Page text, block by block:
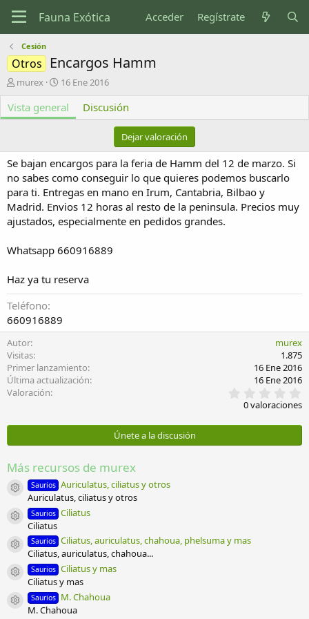
Acceder Regístrate
Cesión
Otros Encargos Hamm
A
t
o
murex
F
c
h
c
r
e
a
c
n
16 Ene 2016
Vista general Discusión
Dejar valoración
Se bajan encargos para la feria de Hamm del 12 de marzo. Si
no sabes como conseguir lo que quieres podemos buscarlo
para ti. Entregas en mano en Irum, Cantabria, Bilbao y
Madrid. Envios 12 horas al resto de la peninsula. Precios muy
ajustados, especialmente en pedidos grandes.
Whatsapp 660916889
Haz ya tu reserva
Teléfono
660916889
Autor
murex
Visitas
1.875
Primer lanzamiento
16 Ene 2016
Última actualización
16 Ene 2016
Valoración
,
0
s
0 valoraciones
Únete a la discusión
Más recursos de murex
Icono del recurso
Saurios Auriculatus, ciliatus y otros
Auriculatus, ciliatus y otros
Icono del recurso
Saurios Ciliatus
Ciliatus
Icono del recurso
Saurios Ciliatus, auriculatus, chahoua, phelsuma y mas
Ciliatus, auriculatus, chahoua...
Icono del recurso
Saurios Ciliatus y mas
Ciliatus y mas
Icono del recurso
Saurios M. Chahoua
M. Chahoua